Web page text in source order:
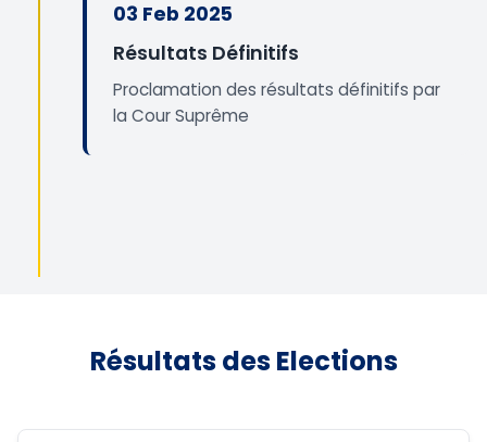
03 Feb 2025
Résultats Définitifs
Proclamation des résultats définitifs par
la Cour Suprême
Résultats des Elections